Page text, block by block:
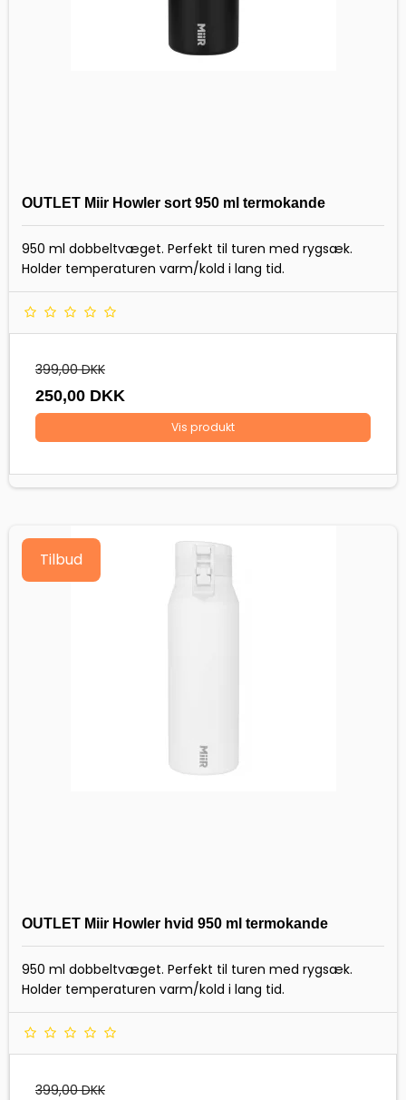
OUTLET Miir Howler sort 950 ml termokande
950 ml dobbeltvæget. Perfekt til turen med rygsæk.
Holder temperaturen varm/kold i lang tid.
399,00 DKK
250,00 DKK
Vis produkt
Tilbud
OUTLET Miir Howler hvid 950 ml termokande
950 ml dobbeltvæget. Perfekt til turen med rygsæk.
Holder temperaturen varm/kold i lang tid.
399,00 DKK